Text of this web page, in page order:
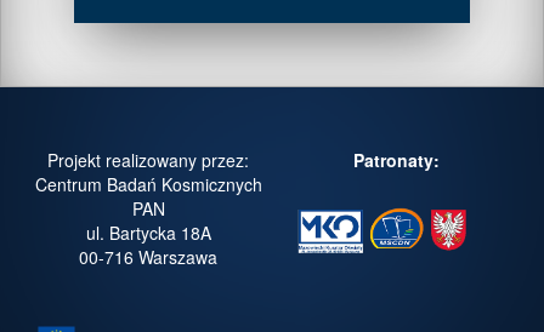
Projekt realizowany przez:
Centrum Badań Kosmicznych
PAN
ul. Bartycka 18A
00-716 Warszawa
Patronaty: